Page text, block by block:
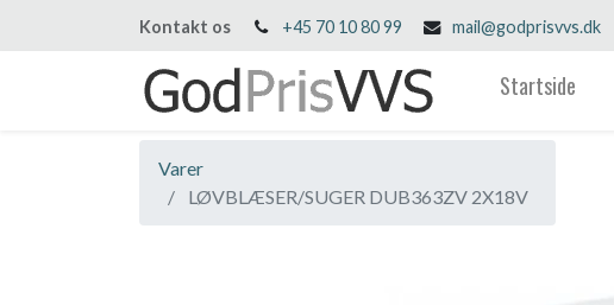
Kontakt os +45 70 10 80 99 mail@godprisvvs.dk
Startside
Varer
LØVBLÆSER/SUGER DUB363ZV 2X18V